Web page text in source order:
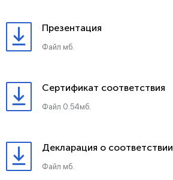
Презентация
Файл мб.
Сертификат соответствия
Файл 0.54мб.
Декларация о соответствии
Файл мб.